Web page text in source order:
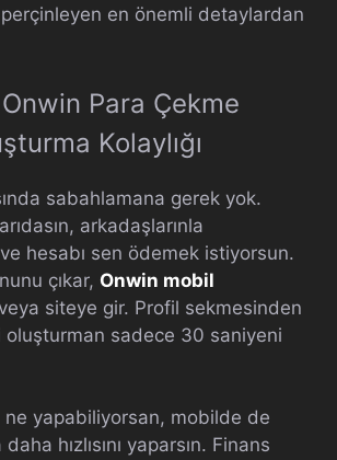
en önemli detaylardan
Para Çekme
Kolaylığı
sabahlamana gerek yok.
arkadaşlarınla
hesabı sen ödemek istiyorsun.
çıkar, Onwin mobil
siteye gir. Profil sekmesinden
oluşturman sadece 30 saniyeni
yapabiliyorsan, mobilde de
daha hızlısını yaparsın. Finans